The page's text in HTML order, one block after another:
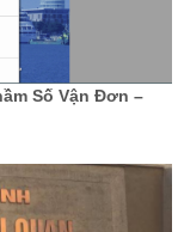
Số Vận Đơn –